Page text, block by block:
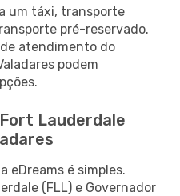
um táxi, transporte
pré-reservado.
atendimento do
podem
Lauderdale
eDreams é simples.
(FLL) e Governador